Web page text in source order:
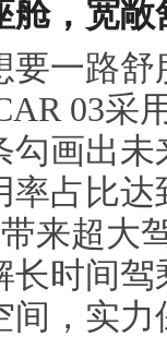
， 宽敞
要一路
03采
勾画出
率占比
来超大
时间
间，实